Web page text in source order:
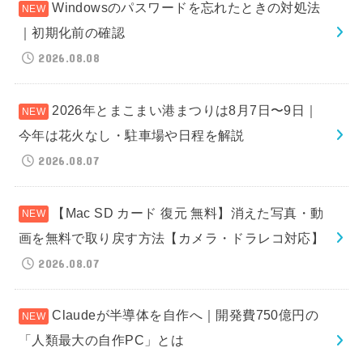
Windowsのパスワードを忘れたときの対処法
｜初期化前の確認
2026.08.08
2026年とまこまい港まつりは8月7日〜9日｜
今年は花火なし・駐車場や日程を解説
2026.08.07
【Mac SD カード 復元 無料】消えた写真・動
画を無料で取り戻す方法【カメラ・ドラレコ対応】
2026.08.07
Claudeが半導体を自作へ｜開発費750億円の
「人類最大の自作PC」とは